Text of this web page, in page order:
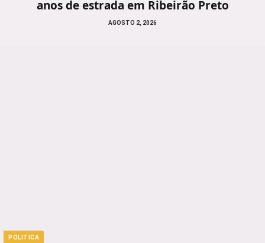
anos de estrada em Ribeirão Preto
AGOSTO 2, 2026
POLITICA